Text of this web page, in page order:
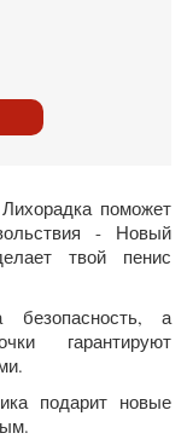
поможет
- Новый
твой пенис
безопасность, а
гарантируют
подарит новые